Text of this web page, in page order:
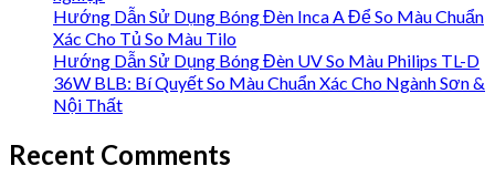
Hướng Dẫn Sử Dụng Bóng Đèn Inca A Để So Màu Chuẩn
Xác Cho Tủ So Màu Tilo
Hướng Dẫn Sử Dụng Bóng Đèn UV So Màu Philips TL-D
36W BLB: Bí Quyết So Màu Chuẩn Xác Cho Ngành Sơn &
Nội Thất
Recent Comments